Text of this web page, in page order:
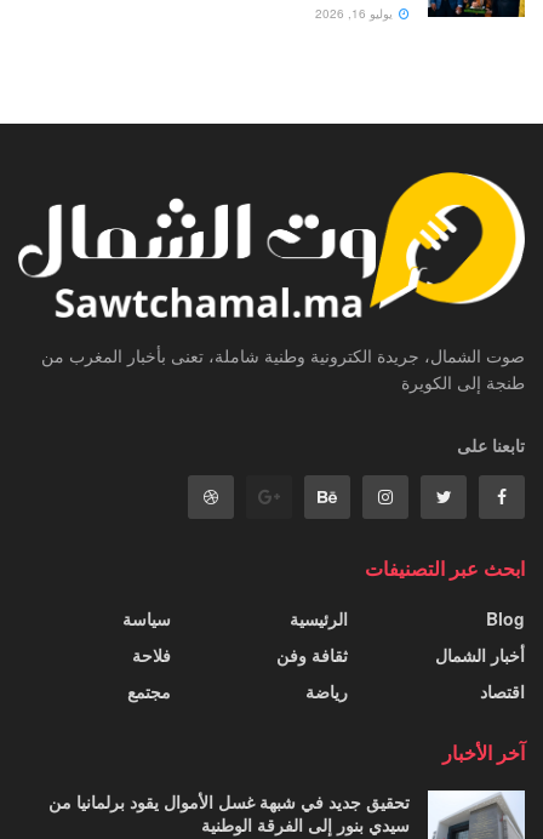
يوليو 16, 2026
صوت الشمال، جريدة الكترونية وطنية شاملة، تعنى بأخبار المغرب من
طنجة إلى الكويرة
تابعنا على
ابحث عبر التصنيفات
Blog
أخبار الشمال
اقتصاد
الرئيسية
ثقافة وفن
رياضة
سياسة
فلاحة
مجتمع
آخر الأخبار
تحقيق جديد في شبهة غسل الأموال يقود برلمانيا من
سيدي بنور إلى الفرقة الوطنية